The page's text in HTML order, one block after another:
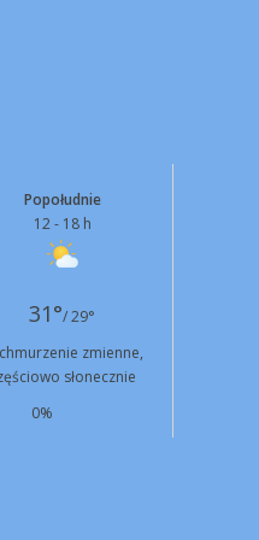
Popołudnie
12 - 18 h
31°/ 29°
zmienne,
słonecznie
0%